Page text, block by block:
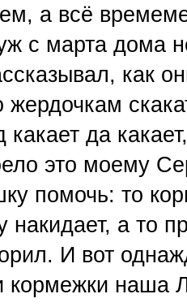
а всё
с марта дома
как
какает да
это моему
помочь: то
накидает, а то
И вот
кормежки наша